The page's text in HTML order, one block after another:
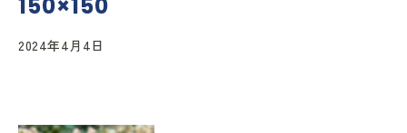
2024年4月4日